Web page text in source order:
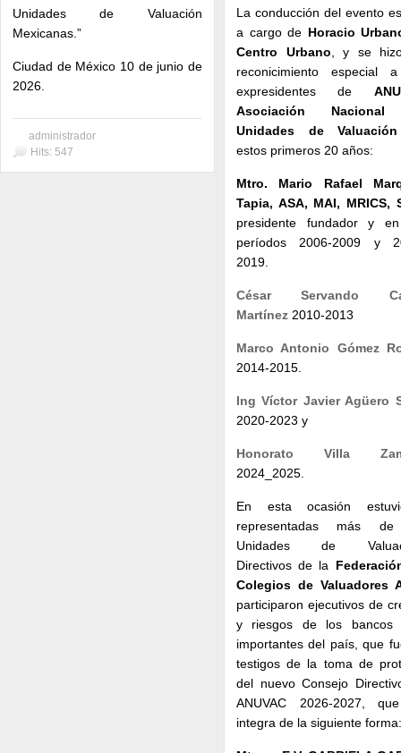
Unidades de Valuación
Mexicanas.”
Ciudad de México 10 de junio de
2026.
administrador
Hits: 547
La conducción del evento
a cargo de Horacio
Centro Urbano , y se
reconicimiento especial
expresidentes de
Asociación
Unidades de Valuación
estos primeros 20 años:
Mtro. Mario Rafael
Tapia, ASA, MAI, MRICS,
presidente fundador y
períodos 2006-2009 y
2019.
César Servando
Martínez2010-2013
Marco Antonio Gómez
2014-2015.
Ing Víctor Javier Agüero
2020-2023 y
Honorato Villa
2024_2025.
En esta ocasión
representadas más
Unidades de
Directivos de la
Colegios de Valuadores
participaron ejecutivos de
y riesgos de los bancos
importantes del país, que
testigos de la toma de
del nuevo Consejo
ANUVAC 2026-2027,
integra de la siguiente forma: